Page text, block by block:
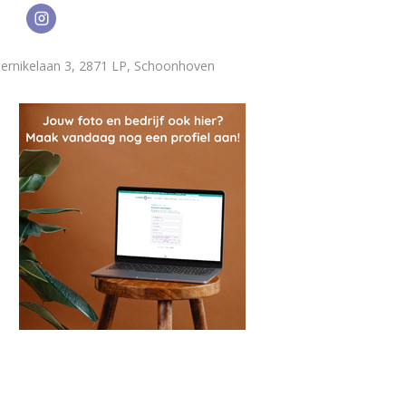
3, 2871 LP, Schoonhoven